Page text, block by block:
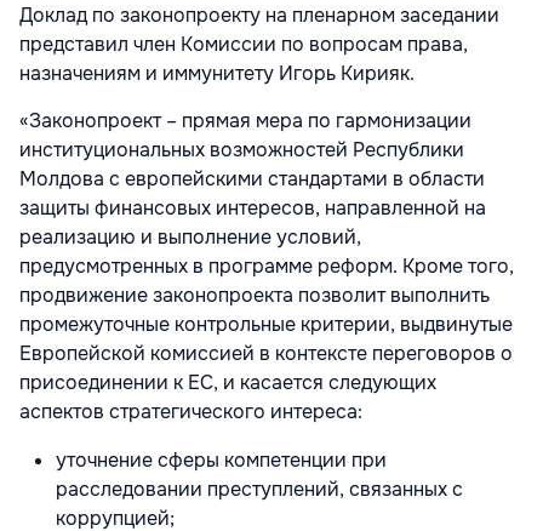
Доклад по законопроекту на пленарном заседании
представил член Комиссии по вопросам права,
назначениям и иммунитету Игорь Кирияк.
«Законопроект – прямая мера по гармонизации
институциональных возможностей Республики
Молдова с европейскими стандартами в области
защиты финансовых интересов, направленной на
реализацию и выполнение условий,
предусмотренных в программе реформ. Кроме того,
продвижение законопроекта позволит выполнить
промежуточные контрольные критерии, выдвинутые
Европейской комиссией в контексте переговоров о
присоединении к ЕС, и касается следующих
аспектов стратегического интереса:
уточнение сферы компетенции при
расследовании преступлений, связанных с
коррупцией;